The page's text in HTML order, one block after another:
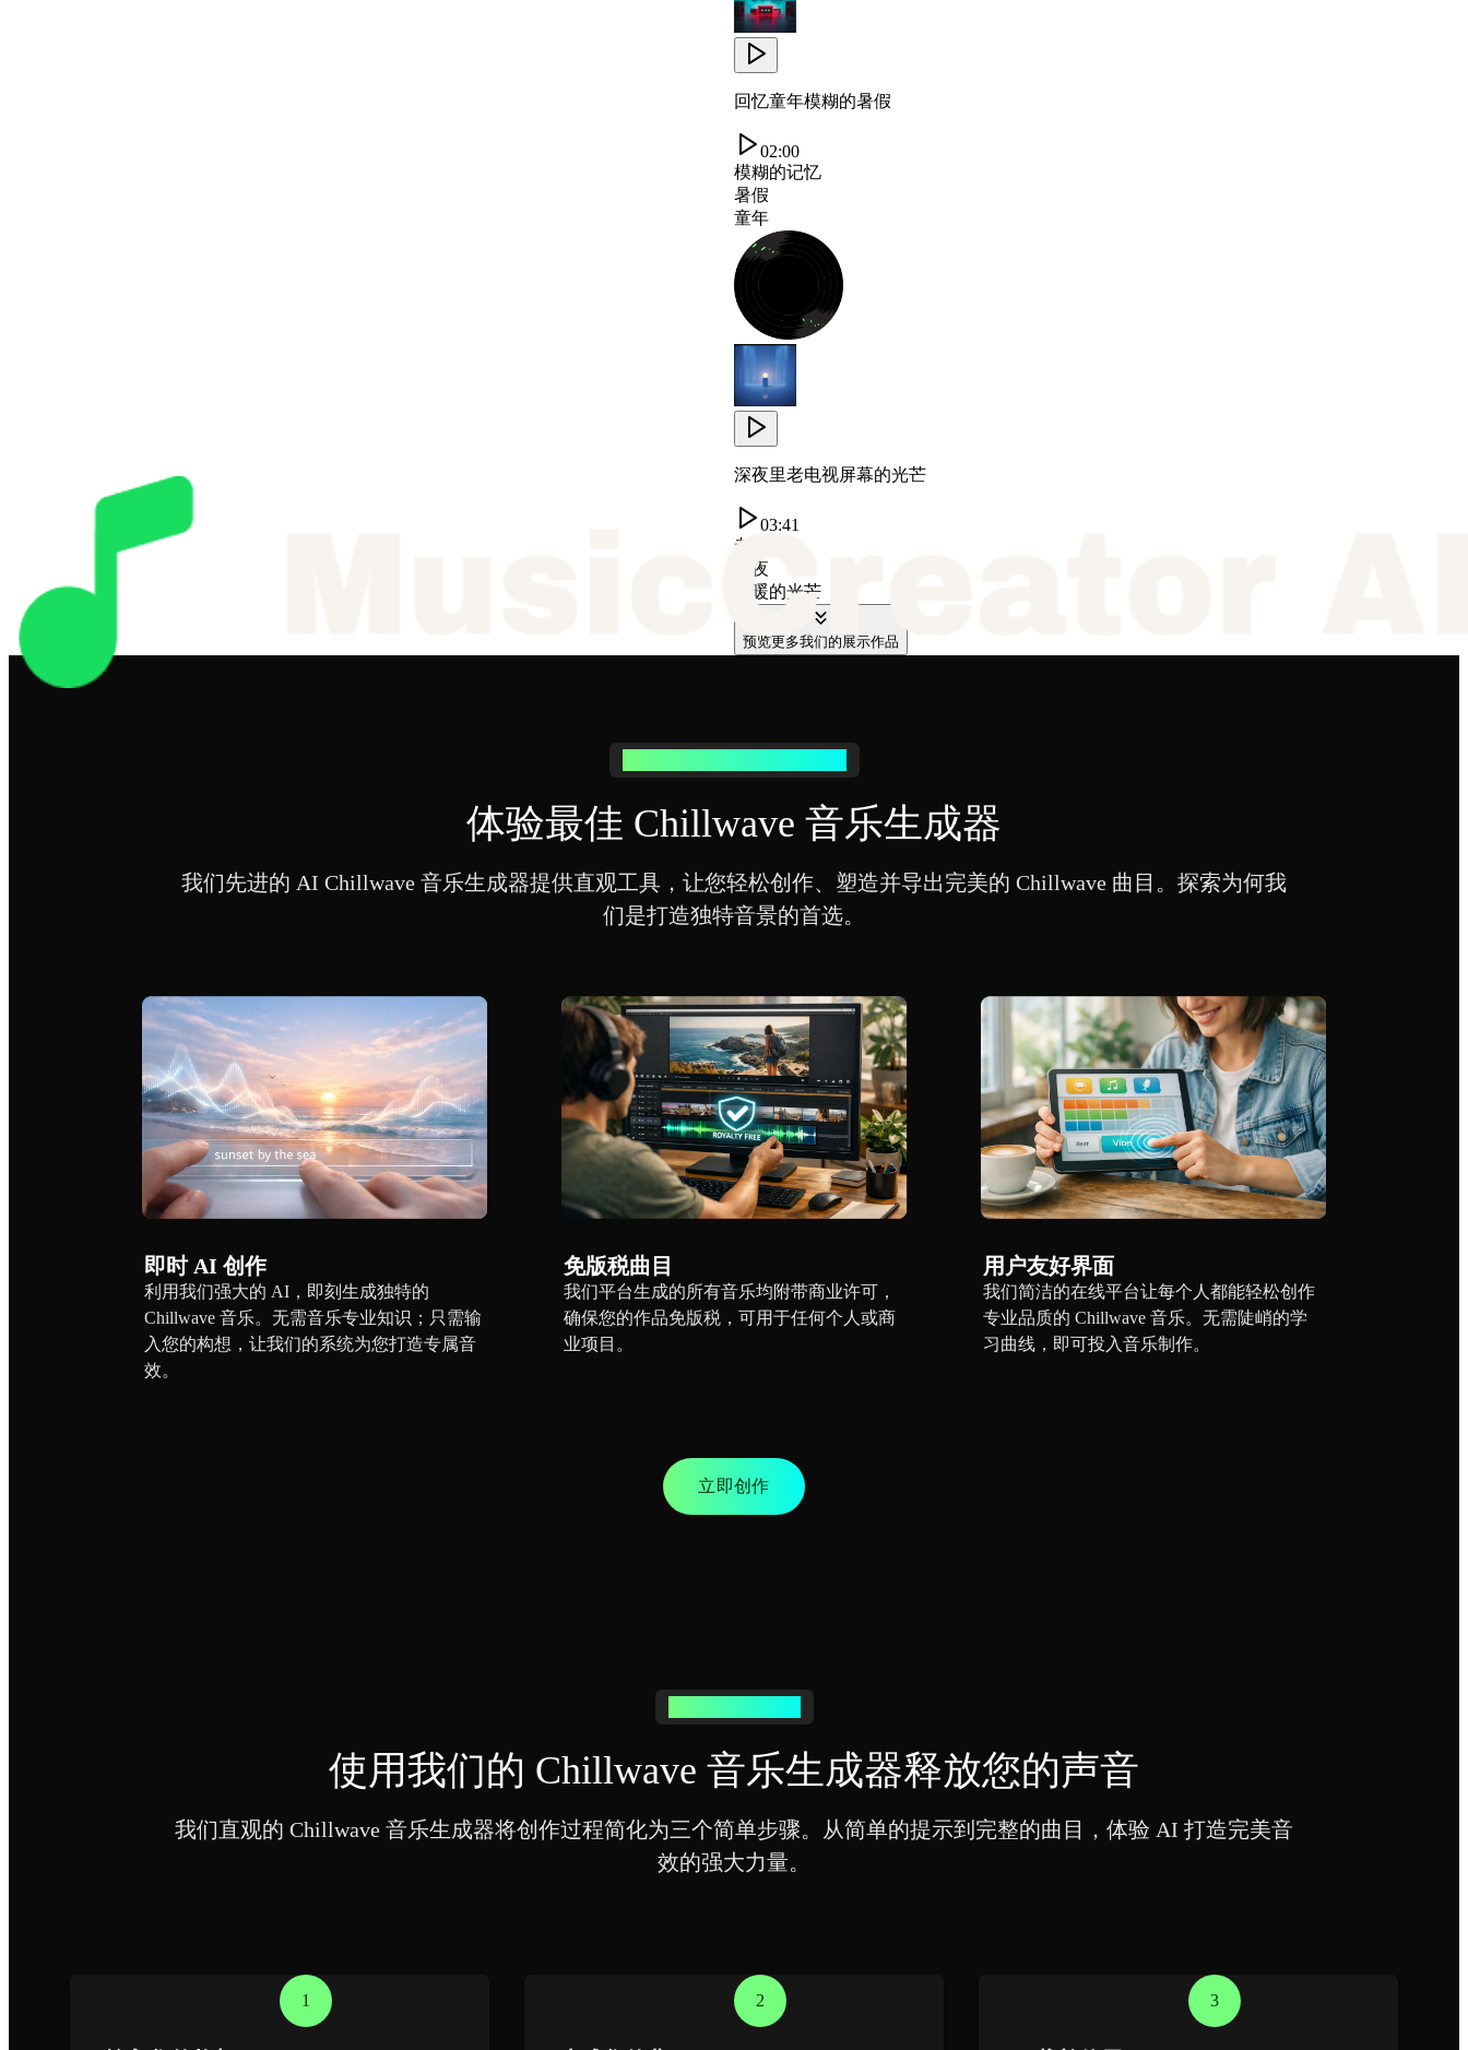
回忆童年模糊的暑假
02:00
模糊的记忆
暑假
童年
深夜里老电视屏幕的光芒
03:41
老电视
深夜
温暖的光芒
预览更多我们的展示作品
体验最佳 Chillwave 音乐生成器
我们先进的 AI Chillwave 音乐生成器提供直观工具，让您轻松创作、塑造并导出完美的 Chillwave 曲目。探索为何我
们是打造独特音景的首选。
即时 AI 创作
利用我们强大的 AI，即刻生成独特的
Chillwave 音乐。无需音乐专业知识；只需输
入您的构想，让我们的系统为您打造专属音
效。
免版税曲目
我们平台生成的所有音乐均附带商业许可，
确保您的作品免版税，可用于任何个人或商
业项目。
用户友好界面
我们简洁的在线平台让每个人都能轻松创作
专业品质的 Chillwave 音乐。无需陡峭的学
习曲线，即可投入音乐制作。
立即创作
使用我们的 Chillwave 音乐生成器释放您的声音
我们直观的 Chillwave 音乐生成器将创作过程简化为三个简单步骤。从简单的提示到完整的曲目，体验 AI 打造完美音
效的强大力量。
1 2 3